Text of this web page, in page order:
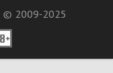
© 2009-2025